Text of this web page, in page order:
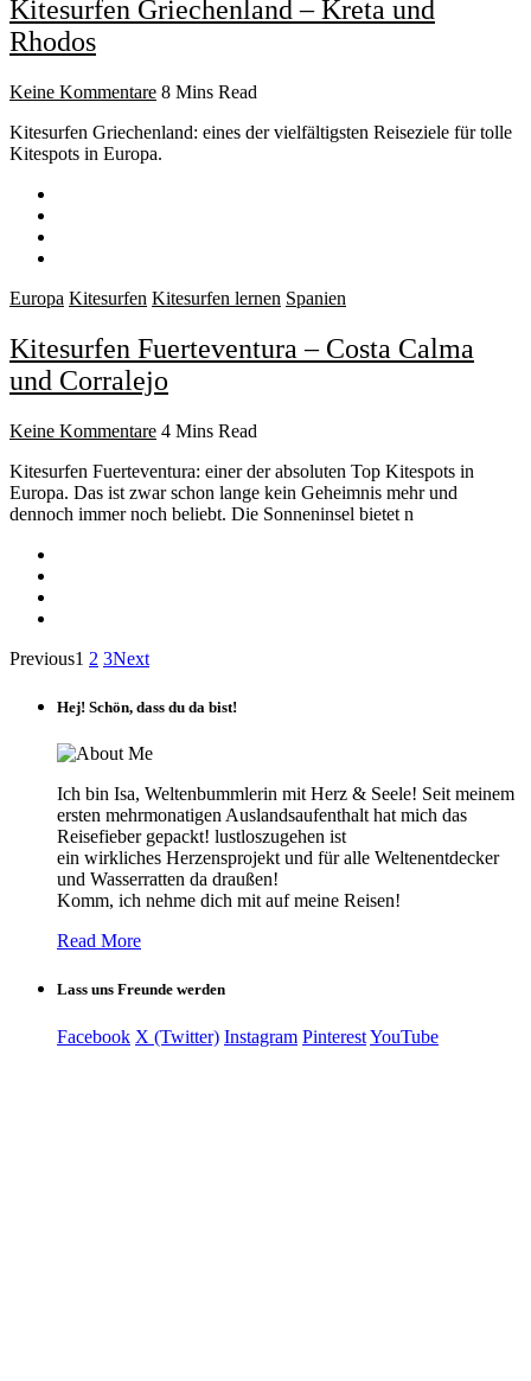
Kitesurfen Griechenland – Kreta und
Rhodos
Keine Kommentare 8 Mins Read
Kitesurfen Griechenland: eines der vielfältigsten Reiseziele für tolle
Kitespots in Europa.
Europa Kitesurfen Kitesurfen lernen Spanien
Kitesurfen Fuerteventura – Costa Calma
und Corralejo
Keine Kommentare 4 Mins Read
Kitesurfen Fuerteventura: einer der absoluten Top Kitespots in
Europa. Das ist zwar schon lange kein Geheimnis mehr und
dennoch immer noch beliebt. Die Sonneninsel bietet n
Previous1 2 3Next
Hej! Schön, dass du da bist!
Ich bin Isa, Weltenbummlerin mit Herz & Seele! Seit meinem
ersten mehrmonatigen Auslandsaufenthalt hat mich das
Reisefieber gepackt! lustloszugehen ist
ein wirkliches Herzensprojekt und für alle Weltenentdecker
und Wasserratten da draußen!
Komm, ich nehme dich mit auf meine Reisen!
Read More
Lass uns Freunde werden
Facebook X (Twitter) Instagram PinterestYouTube